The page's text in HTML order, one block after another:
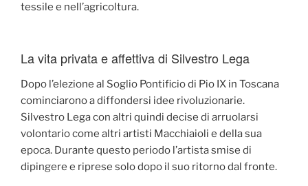
tessile e nell’agricoltura.
La vita privata e affettiva di Silvestro Lega
Dopo l’elezione al Soglio Pontificio di Pio IX in Toscana
cominciarono a diffondersi idee rivoluzionarie.
Silvestro Lega con altri quindi decise di arruolarsi
volontario come altri artisti Macchiaioli e della sua
epoca. Durante questo periodo l’artista smise di
dipingere e riprese solo dopo il suo ritorno dal fronte.